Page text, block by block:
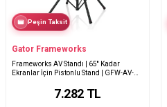
Peşin Taksit
Gator Frameworks
Frameworks AV Standı | 65'' Kadar
Ekranlar İçin Pistonlu Stand | GFW-AV-
7.282 TL